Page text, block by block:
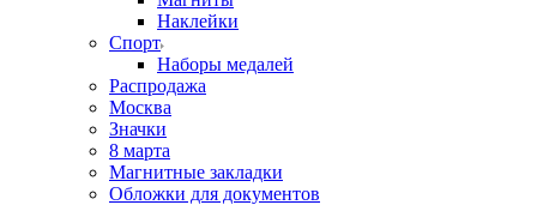
Наклейки
Спорт
Наборы медалей
Распродажа
Москва
Значки
8 марта
Магнитные закладки
Обложки для документов